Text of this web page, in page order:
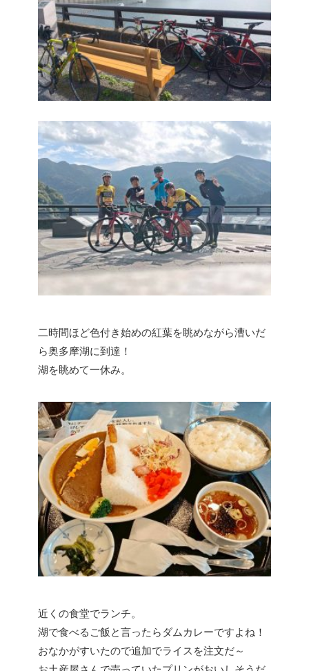
二時間ほど色付き始めの紅葉を眺めながら漕いだ
ら奥多摩湖に到達！
湖を眺めて一休み。
近くの食堂でランチ。
湖で食べるご飯と言ったらダムカレーですよね！
おなかがすいたので追加でライスを注文だ～